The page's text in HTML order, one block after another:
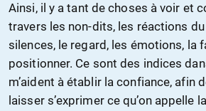
Ainsi, il y a tant de choses à voir et
travers les non-dits, les réactions du
silences, le regard, les émotions, la
positionner. Ce sont des indices
m’aident à établir la confiance, afin
laisser s’exprimer ce qu’on appelle